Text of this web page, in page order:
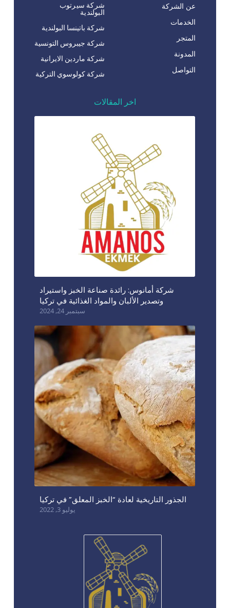
عن الشركة
الخدمات
المتجر
المدونة
التواصل
شركة سيرتوب
البولندية
شركة باتينسا البولندية
شركة جيبروس التونسية
شركة ماردين الايرانية
شركة كولوسوي التركية
اخر المقالات
شركة أمانوس: رائدة صناعة الخبز واستيراد
وتصدير الألبان والمواد الغذائية في تركيا
سبتمبر 24, 2024
الجذور التاريخية لعادة “الخبز المعلق” في تركيا
يوليو 3, 2022